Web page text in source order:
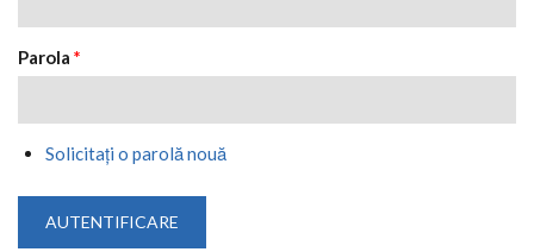
Parola *
Solicitaţi o parolă nouă